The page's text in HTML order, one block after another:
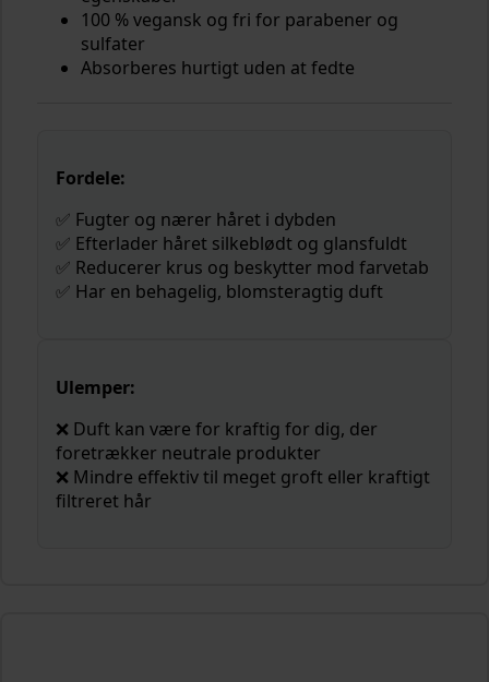
100 % vegansk og fri for parabener og
sulfater
Absorberes hurtigt uden at fedte
Fordele:
✅ Fugter og nærer håret i dybden
✅ Efterlader håret silkeblødt og glansfuldt
✅ Reducerer krus og beskytter mod farvetab
✅ Har en behagelig, blomsteragtig duft
Ulemper:
❌ Duft kan være for kraftig for dig, der
foretrækker neutrale produkter
❌ Mindre effektiv til meget groft eller kraftigt
filtreret hår